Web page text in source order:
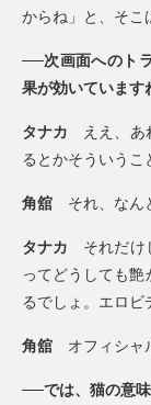
からね」と、そこ
──次画面へのト
果が効いています
タナカ ええ、あ
るとかそういうこ
角舘 それ、なん
タナカ それだけ
ってどうしても
るでしょ。エロビ
角舘 オフィシャ
──では、猫の意